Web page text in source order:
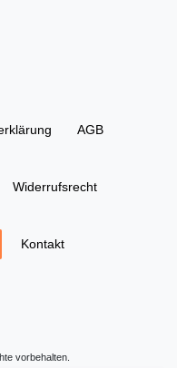
AGB
Widerrufs­recht
Kontakt
vorbehalten.